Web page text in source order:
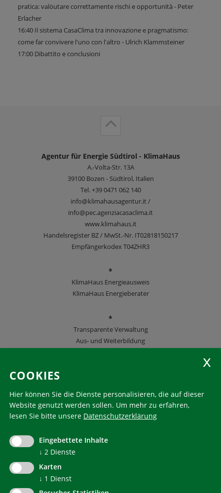
pratica: valöutare correttamente rischi e opportunità - Peter
Erlacher
16:40 Il sistema CasaClima tra innovazione e pragmatismo:
come far convivere l'uno con l'altro - Ulrich Klammsteiner
17:00 Dibattito e conclusioni
Agentur für Energie Südtirol - KlimaHaus
A.-Volta-Str. 13A
39100 Bozen - Südtirol, Italien
Tel.+39 0471 062 140
info@klimahausagentur.it /
info@pec.agenziacasaclima.it
www.klimahaus.it
Handelsregister BZ / MwSt.-Nr. IT02818150217
Empfängerkodex T04ZHR3
*
KlimaHaus Energieausweis
KlimaHaus Energieberater
*
Transparente Verwaltung
Aus- und Weiterbildung
KlimaHaus ist eine eingetragene Marke. Die Nutzung muss
communication@klimahausagentur.it
© 2022 Agentur für Energie Südtirol - KlimaHaus
COOKIES
Hier können Sie die Dienste personalisieren, die auf dieser
Website genutzt werden sollen. Um mehr zu erfahren,
lesen Sie bitte unsere Datenschutzerklärung
Eingebettete Inhalte
↓ 2 Dienste
Karten
↓ 1 Dienst